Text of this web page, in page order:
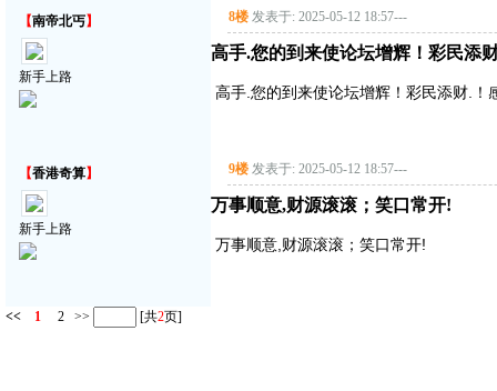
【南帝北丐】
新手上路
8楼 发表于: 2025-05-12 18:57---
高手.您的到来使论坛增辉！彩民添
高手.您的到来使论坛增辉！彩民添财.
【香港奇算】
新手上路
9楼 发表于: 2025-05-12 18:57---
万事顺意,财源滚滚；笑口常开!
万事顺意,财源滚滚；笑口常开!
<< 1 2 >> [共2页]